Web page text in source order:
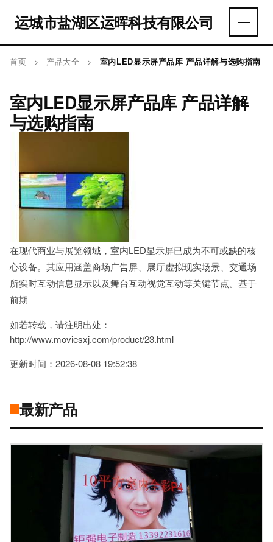
运城市盐湖区运晖科技有限公司
首页 > 产品大全 > 室内LED显示屏产品库 产品详解与选购指南
室内LED显示屏产品库 产品详解
与选购指南
在现代商业与展览领域，室内LED显示屏已成为不可或缺的核
心设备。其应用涵盖商场广告屏、展厅虚拟现实场景、交通场
所实时互动信息显示以及舞台互动视觉互动等关键节点。基于
前期
如若转载，请注明出处：
http://www.moviesxj.com/product/23.html
更新时间：2026-08-08 19:52:38
最新产品